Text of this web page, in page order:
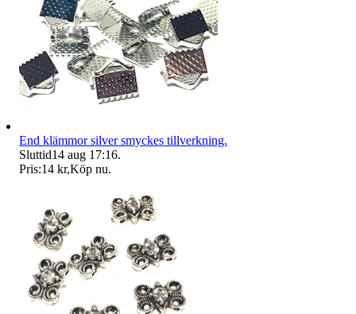
End klämmor silver smyckes tillverkning.
Sluttid14 aug 17:16.
Pris:14 kr,Köp nu.